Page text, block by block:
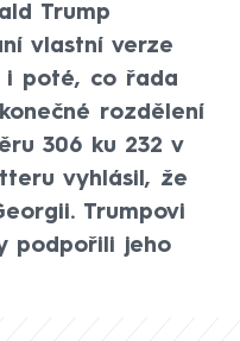
Trump
vlastní verze
i poté, co řada
rozdělení
306 ku 232 v
vyhlásil, že
Trumpovi
podpořili jeho